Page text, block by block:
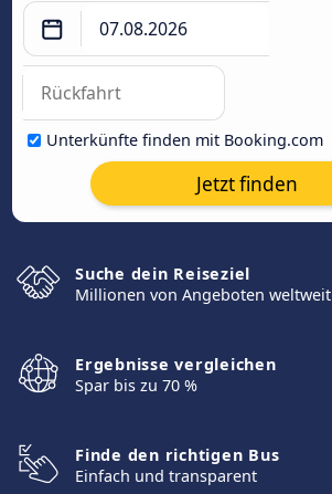
Unterkünfte finden mit Booking.com
Jetzt finden
Suche dein Reiseziel
Millionen von Angeboten weltweit
Ergebnisse vergleichen
Spar bis zu 70 %
Finde den richtigen Bus
Einfach und transparent